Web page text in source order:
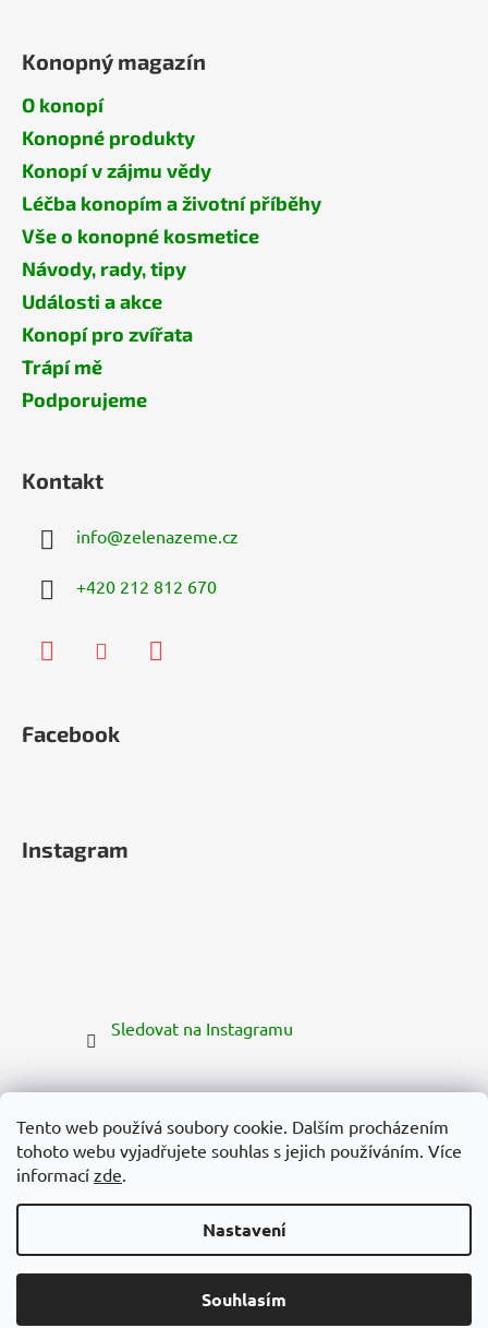
Tento web používá soubory cookie. Dalším procházením
tohoto webu vyjadřujete souhlas s jejich používáním. Více
informací zde.
Nastavení
Souhlasím
Konopný magazín
O konopí
Konopné produkty
Konopí v zájmu vědy
Léčba konopím a životní příběhy
Vše o konopné kosmetice
Návody, rady, tipy
Události a akce
Konopí pro zvířata
Trápí mě
Podporujeme
Kontakt
info@zelenazeme.cz
+420 212 812 670
Facebook
Instagram
Sledovat na Instagramu
Vytvořil Shoptet Premium
Copyright 2026Zelená Země. Všechna práva vyhrazena.
Upravit nastavení cookies